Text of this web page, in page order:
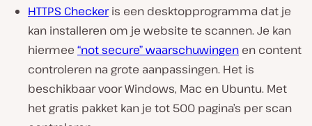
HTTPS Checkeris een desktopprogramma dat je
kan installeren om je website te scannen. Je kan
hiermee “not secure” waarschuwingen en content
controleren na grote aanpassingen. Het is
beschikbaar voor Windows, Mac en Ubuntu. Met
het gratis pakket kan je tot 500 pagina’s per scan